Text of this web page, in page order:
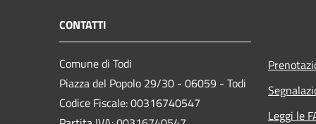
CONTATTI
Comune di Todi
Piazza del Popolo 29/30 - 06059 - Todi
Codice Fiscale: 00316740547
Leggi le